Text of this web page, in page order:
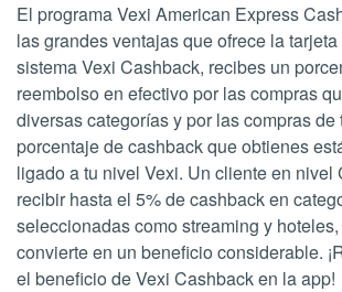
El programa Vexi American Express
las grandes ventajas que ofrece la
sistema Vexi Cashback, recibes un
reembolso en efectivo por las compras
diversas categorías y por las compras de
porcentaje de cashback que obtienes
ligado a tu nivel Vexi. Un cliente en nivel
recibir hasta el 5% de cashback en
seleccionadas como streaming y
convierte en un beneficio considerable.
el beneficio de Vexi Cashback en la app!